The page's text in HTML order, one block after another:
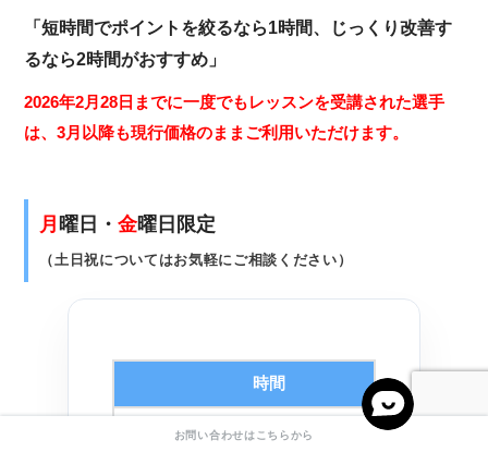
「短時間でポイントを絞るなら1時間、じっくり改善す
るなら2時間がおすすめ」
2026年2月28日までに一度でもレッスンを受講された選手
は、3月以降も現行価格のままご利用いただけます。
月 曜日・金曜日限定
（土日祝についてはお気軽にご相談ください）
時間
1時間（例：フォーム改善orイップス改善）
お問い合わせはこちらから